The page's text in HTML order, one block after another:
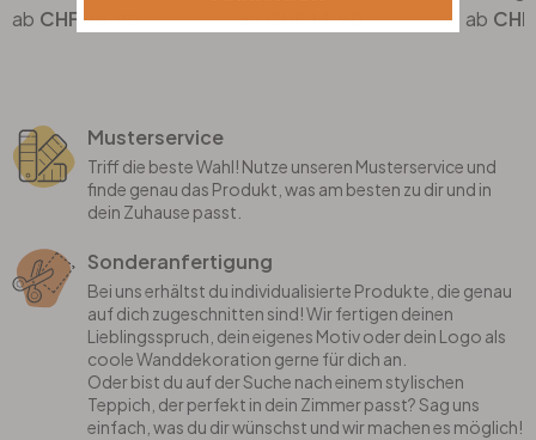
CHF 36.90
CHF 14.90
Musterservice
Triff die beste Wahl! Nutze unseren Musterservice und
finde genau das Produkt, was am besten zu dir und in
dein Zuhause passt.
Sonderanfertigung
Bei uns erhältst du individualisierte Produkte, die genau
auf dich zugeschnitten sind! Wir fertigen deinen
Lieblingsspruch, dein eigenes Motiv oder dein Logo als
coole Wanddekoration gerne für dich an.
Oder bist du auf der Suche nach einem stylischen
Teppich, der perfekt in dein Zimmer passt? Sag uns
einfach, was du dir wünschst und wir machen es möglich!